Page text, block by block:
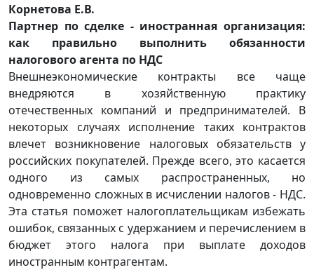
Корнетова Е.В.
Партнер по сделке - иностранная организация:
как правильно выполнить обязанности
налогового агента по НДС
Внешнеэкономические контракты все чаще
внедряются в хозяйственную практику
отечественных компаний и предпринимателей. В
некоторых случаях исполнение таких контрактов
влечет возникновение налоговых обязательств у
российских покупателей. Прежде всего, это касается
одного из самых распространенных, но
одновременно сложных в исчислении налогов - НДС.
Эта статья поможет налогоплательщикам избежать
ошибок, связанных с удержанием и перечислением в
бюджет этого налога при выплате доходов
иностранным контрагентам.